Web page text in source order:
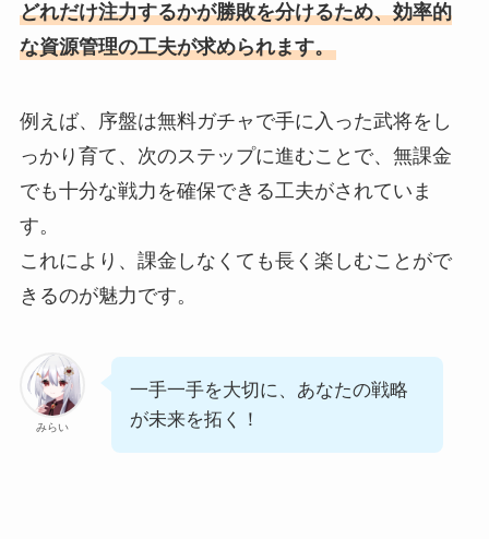
どれだけ注力するかが勝敗を分けるため、効率的
な資源管理の工夫が求められます。
例えば、序盤は無料ガチャで手に入った武将をし
っかり育て、次のステップに進むことで、無課金
でも十分な戦力を確保できる工夫がされていま
す。
これにより、課金しなくても長く楽しむことがで
きるのが魅力です。
みらい
一手一手を大切に、あなたの戦略
が未来を拓く！